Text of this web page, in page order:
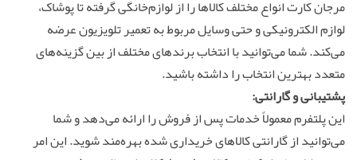
مرجان کارت انواع مختلف کالاها را از لوازم‌خانگی گرفته تا پوشاک،
لوازم الکترونیکی و حتی وسایل مربوط به تعمیر تلویزیون عرضه
می‌کند. شما می‌توانید با انتخاب برندهای مختلف از بین گزینه‌های
متعدد بهترین انتخاب را داشته باشید.
پشتیبانی و گارانتی:
این پلتفرم معمولاً خدمات پس از فروش را ارائه می‌دهد و شما
می‌توانید از گارانتی کالاهای خریداری شده بهره‌مند شوید. این امر